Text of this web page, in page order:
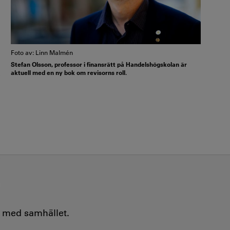
Foto av: Linn Malmén
Stefan Olsson, professor i finansrätt på Handelshögskolan är
aktuell med en ny bok om revisorns roll.
samhället.